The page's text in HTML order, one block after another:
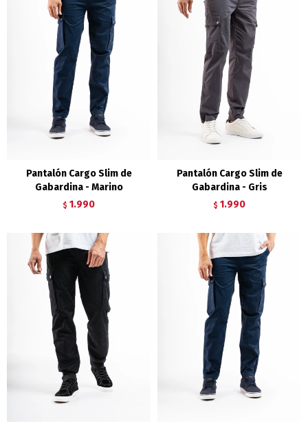
Pantalón Cargo Slim de
Gabardina - Marino
$ 1.990
Pantalón Cargo Slim de
Gabardina - Gris
$ 1.990